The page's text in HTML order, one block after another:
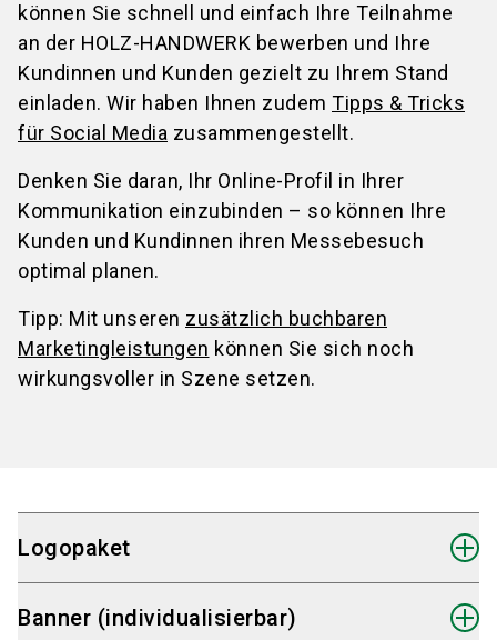
können Sie schnell und einfach Ihre Teilnahme
an der HOLZ-HANDWERK bewerben und Ihre
Kundinnen und Kunden gezielt zu Ihrem Stand
einladen. Wir haben Ihnen zudem Tipps & Tricks
für Social Media zusammengestellt.
Denken Sie daran, Ihr Online-Profil in Ihrer
Kommunikation einzubinden – so können Ihre
Kunden und Kundinnen ihren Messebesuch
optimal planen.
Tipp: Mit unseren zusätzlich buchbaren
Marketingleistungen können Sie sich noch
wirkungsvoller in Szene setzen.
Logopaket
Wählen Sie aus den vorbereiteten Dateiformaten
Banner (individualisierbar)